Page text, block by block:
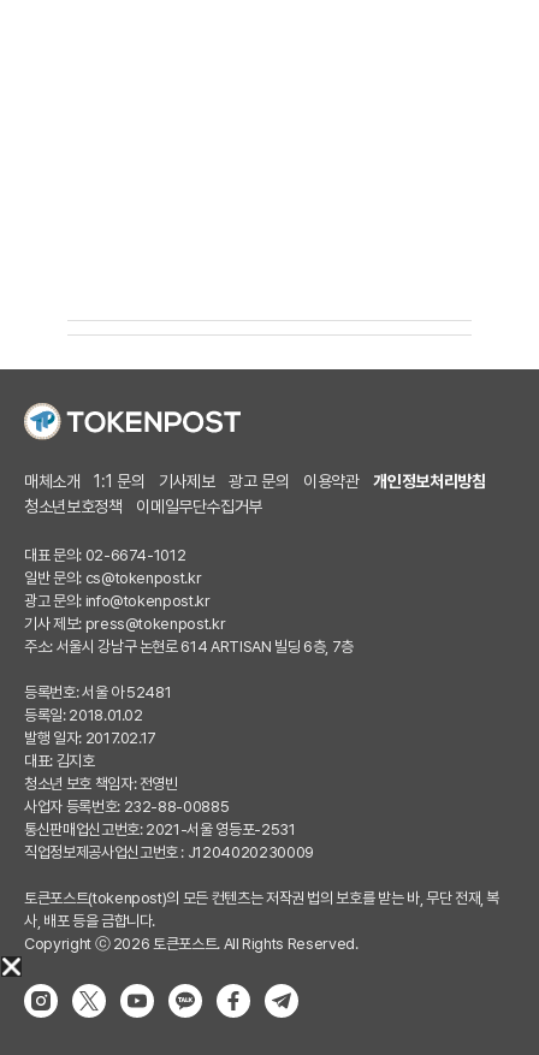
매체소개 1:1 문의 기사제보 광고 문의 이용약관
개인정보처리방침
청소년보호정책
이메일무단수집거부
대표 문의: 02-6674-1012
일반 문의: cs@tokenpost.kr
광고 문의: info@tokenpost.kr
기사 제보: press@tokenpost.kr
주소: 서울시 강남구 논현로 614 ARTISAN 빌딩 6층, 7층
등록번호: 서울 아 52481
등록일: 2018.01.02
발행 일자: 2017.02.17
대표: 김지호
청소년 보호 책임자: 전영빈
사업자 등록번호: 232-88-00885
통신판매업신고번호: 2021-서울 영등포-2531
직업정보제공사업신고번호 : J1204020230009
토큰포스트(tokenpost)의 모든 컨텐츠는 저작권 법의 보호를 받는 바, 무단 전재, 복
사, 배포 등을 금합니다.
Copyright ⓒ 2026 토큰포스트. All Rights Reserved.